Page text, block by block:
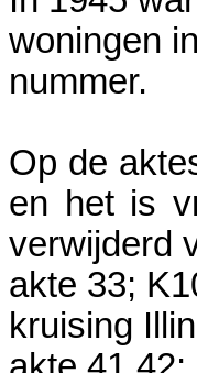
woningen
nummer.
Op de
en het is
verwijderd
akte 33;
kruising